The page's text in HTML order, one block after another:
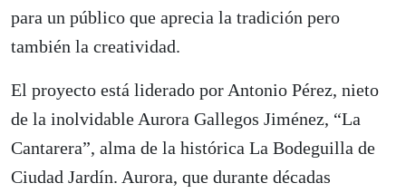
para un público que aprecia la tradición pero
también la creatividad.
El proyecto está liderado por Antonio Pérez, nieto
de la inolvidable Aurora Gallegos Jiménez, “La
Cantarera”, alma de la histórica La Bodeguilla de
Ciudad Jardín. Aurora, que durante décadas